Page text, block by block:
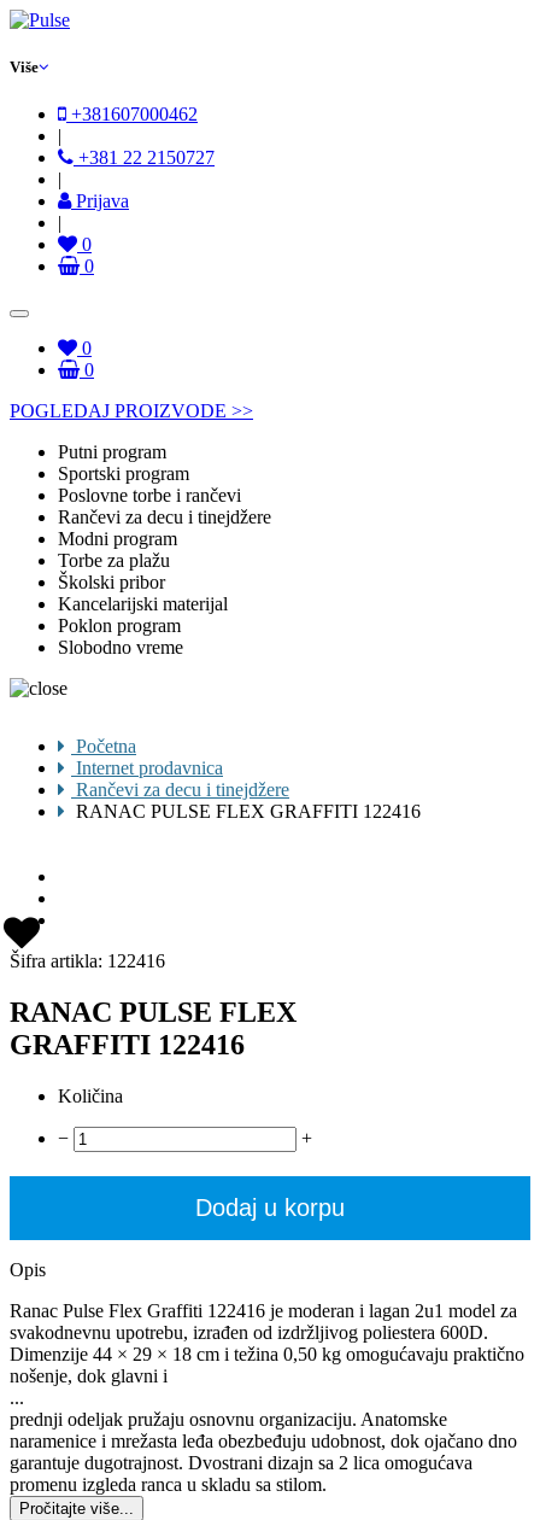
Više
+381607000462
|
+381 22 2150727
|
Prijava
|
0
0
0
0
POGLEDAJ PROIZVODE >>
Putni program
Sportski program
Poslovne torbe i rančevi
Rančevi za decu i tinejdžere
Modni program
Torbe za plažu
Školski pribor
Kancelarijski materijal
Poklon program
Slobodno vreme
Početna
Internet prodavnica
Rančevi za decu i tinejdžere
RANAC PULSE FLEX GRAFFITI 122416
Šifra artikla: 122416
RANAC PULSE FLEX
GRAFFITI 122416
Količina
− +
Dodaj u korpu
Opis
Ranac Pulse Flex Graffiti 122416 je moderan i lagan 2u1 model za
svakodnevnu upotrebu, izrađen od izdržljivog poliestera 600D.
Dimenzije 44 × 29 × 18 cm i težina 0,50 kg omogućavaju praktično
nošenje, dok glavni i
...
prednji odeljak pružaju osnovnu organizaciju. Anatomske
naramenice i mrežasta leđa obezbeđuju udobnost, dok ojačano dno
garantuje dugotrajnost. Dvostrani dizajn sa 2 lica omogućava
promenu izgleda ranca u skladu sa stilom.
Pročitajte više...